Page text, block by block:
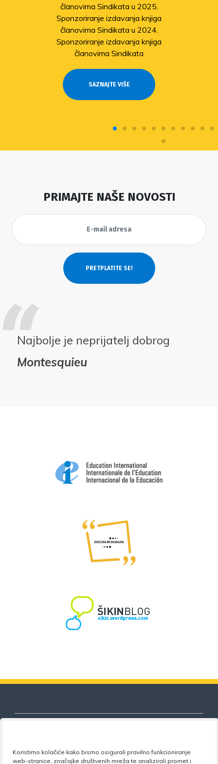
Koristimo kolačiće kako bismo osigurali pravilno funkcioniranje
web-stranice, značajke društvenih mreža te analizirali promet i
članovima Sindikata u 2025.
Sponzoriranje izdavanja knjiga
članovima Sindikata u 2024.
Sponzoriranje izdavanja knjiga
članovima Sindikata
SAZNAJTE VIŠE
PRIMAJTE NAŠE NOVOSTI
Najbolje je neprijatelj dobrog
Montesquieu
Nezavisni sindikat znanosti i visokog